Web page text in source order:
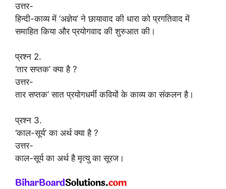
उत्तर-
हिन्दी-काव्य में ‘अज्ञेय’ ने छायावाद की धारा को प्रगतिवाद में
समाहित किया और प्रयोगवाद की शुरुआत की।
प्रश्न 2.
‘तार सप्तक’ क्या है ?
उत्तर-
तार सप्तक’ सात प्रयोगधर्मी कवियों के काव्य का संकलन है।
प्रश्न 3.
‘काल-सूर्य’ का अर्थ क्या है ?
उत्तर-
काल-सूर्य का अर्थ है मृत्यु का सूरज।